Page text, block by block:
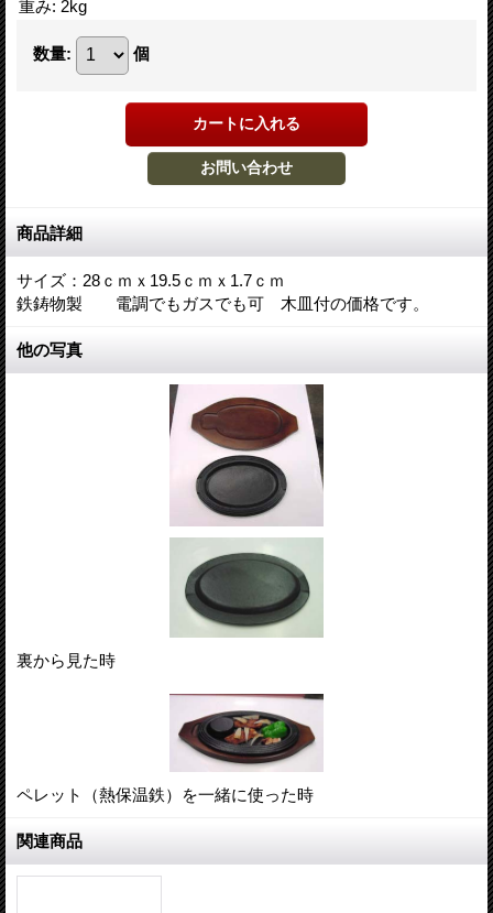
重み: 2kg
数量: 個
商品詳細
サイズ：28ｃｍｘ19.5ｃｍｘ1.7ｃｍ
鉄鋳物製 電調でもガスでも可 木皿付の価格です。
他の写真
裏から見た時
ペレット（熱保温鉄）を一緒に使った時
関連商品